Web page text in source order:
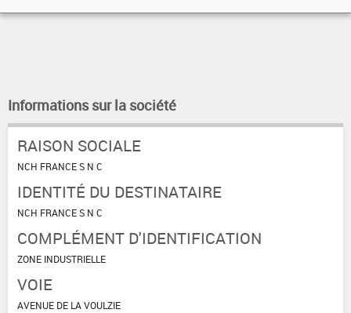
Informations sur la société
RAISON SOCIALE
NCH FRANCE S N C
IDENTITÉ DU DESTINATAIRE
NCH FRANCE S N C
COMPLÉMENT D'IDENTIFICATION
ZONE INDUSTRIELLE
VOIE
AVENUE DE LA VOULZIE